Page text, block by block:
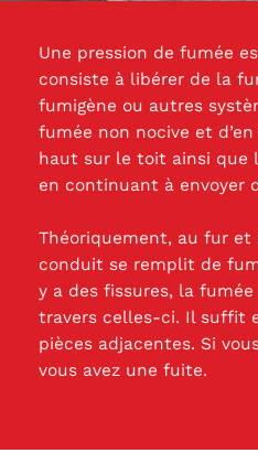
Une pression de fumée
consiste à libérer de la
fumigène ou autres
fumée non nocive et
haut sur le toit ainsi que
en continuant à envoyer
Théoriquement, au fur et
conduit se remplit de
y a des fissures, la
travers celles-ci. Il suffit
pièces adjacentes. Si
vous avez une fuite.